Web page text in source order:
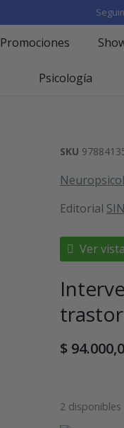
Promociones
Psicología
SKU
Editorial
Ver
$
2 disponibles